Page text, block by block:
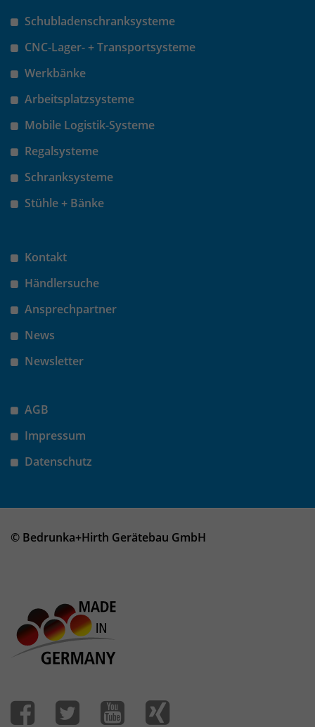
Schubladenschranksysteme
CNC-Lager- + Transportsysteme
Werkbänke
Arbeitsplatzsysteme
Mobile Logistik-Systeme
Regalsysteme
Schranksysteme
Stühle + Bänke
Kontakt
Händlersuche
Ansprechpartner
News
Newsletter
AGB
Impressum
Datenschutz
© Bedrunka+Hirth Gerätebau GmbH